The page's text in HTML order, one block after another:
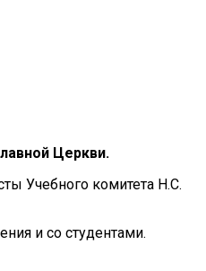
Церкви.
Учебного комитета Н.С.
и со студентами.